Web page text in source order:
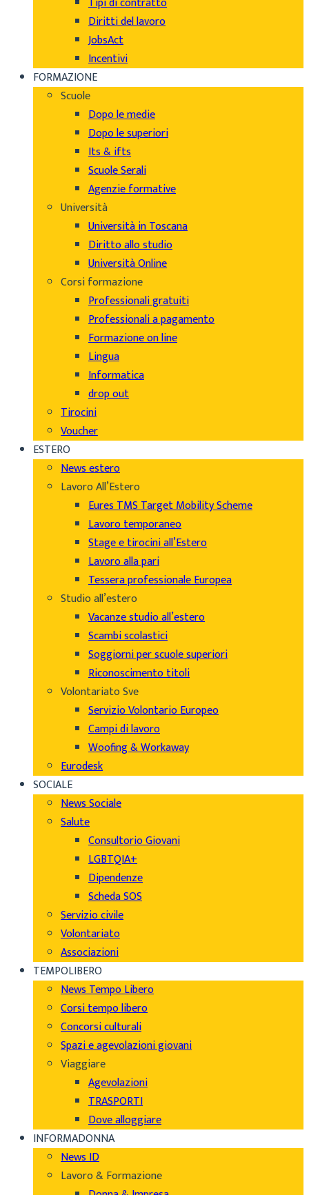
Diritti del lavoro
JobsAct
Incentivi
FORMAZIONE
Scuole
Dopo le medie
Dopo le superiori
Its & ifts
Scuole Serali
Agenzie formative
Università
Università in Toscana
Diritto allo studio
Università Online
Corsi formazione
Professionali gratuiti
Professionali a pagamento
Formazione on line
Lingua
Informatica
drop out
Tirocini
Voucher
ESTERO
News estero
Lavoro All’Estero
Eures TMS Target Mobility Scheme
Lavoro temporaneo
Stage e tirocini all’Estero
Lavoro alla pari
Tessera professionale Europea
Studio all’estero
Vacanze studio all’estero
Scambi scolastici
Soggiorni per scuole superiori
Riconoscimento titoli
Volontariato Sve
Servizio Volontario Europeo
Campi di lavoro
Woofing & Workaway
Eurodesk
SOCIALE
News Sociale
Salute
Consultorio Giovani
LGBTQIA+
Dipendenze
Scheda SOS
Servizio civile
Volontariato
Associazioni
TEMPOLIBERO
News Tempo Libero
Corsi tempo libero
Concorsi culturali
Spazi e agevolazioni giovani
Viaggiare
Agevolazioni
TRASPORTI
Dove alloggiare
INFORMADONNA
News ID
Lavoro & Formazione